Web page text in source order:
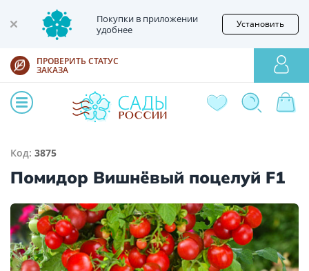
Покупки в приложении
удобнее
Установить
ПРОВЕРИТЬ СТАТУС
ЗАКАЗА
Код: 3875
Помидор Вишнёвый поцелуй F1